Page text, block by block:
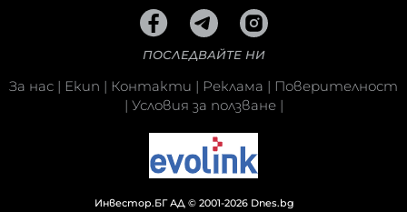
ПОСЛЕДВАЙТЕ НИ
За нас | Екип | Контакти | Реклама | Поверителност
| Условия за ползване|
Инвестор.БГ АД © 2001-2026 Dnes.bg